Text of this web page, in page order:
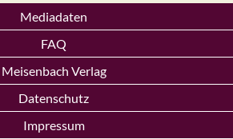
Mediadaten
FAQ
Meisenbach Verlag
Datenschutz
Impressum